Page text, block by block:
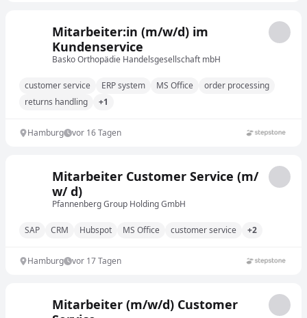
Mitarbeiter:in (m/w/d) im
Kundenservice
Basko Orthopädie Handelsgesellschaft mbH
customer service ERP system MS Office
order processing
returns handling
+1
Hamburg vor 16 Tagen
Mitarbeiter Customer Service (m/
w/ d)
Pfannenberg Group Holding GmbH
SAP CRM Hubspot MS Office customer service +2
Hamburg vor 17 Tagen
Mitarbeiter (m/w/d) Customer